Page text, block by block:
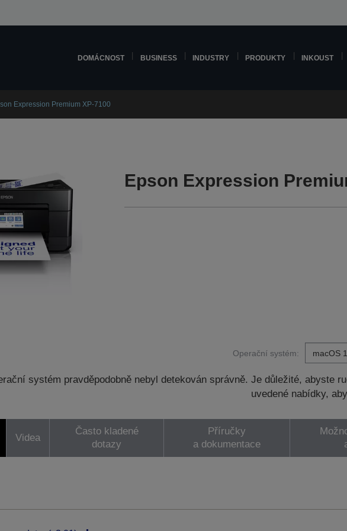
DOMÁCNOST BUSINESS INDUSTRY PRODUKTY INKOUST
Expression Premium XP-7100
Epson Expression
Operační systém:
systém pravděpodobně nebyl detekován správně. Je důležité, abyste
uvedené nabídky,
Videa
Často kladené
dotazy
Příručky
a dokumentace